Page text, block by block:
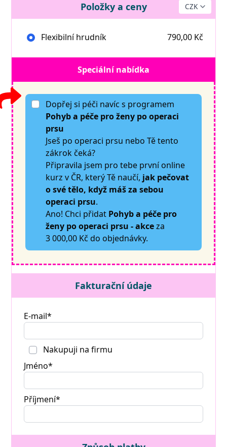
Položky a ceny
Flexibilní hrudník 790,00 Kč
Speciální nabídka
Dopřej si péči navíc s programem
Pohyb a péče pro ženy po operaci
prsu
Jseš po operaci prsu nebo Tě tento
zákrok čeká?
Připravila jsem pro tebe první online
kurz v ČR, který Tě naučí, jak pečovat
o své tělo, když máš za sebou
operaci prsu.
Ano! Chci přidat Pohyb a péče pro
ženy po operaci prsu - akceza
3 000,00 Kč do objednávky.
Fakturační údaje
E-mail*
Nakupuji na firmu
Jméno*
Příjmení*